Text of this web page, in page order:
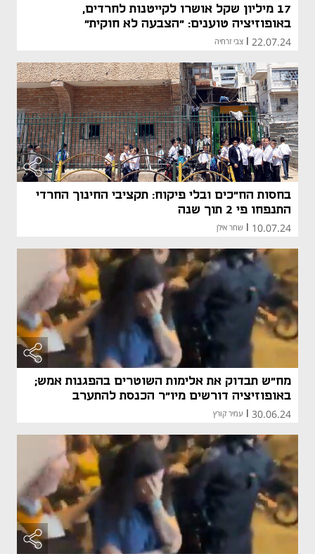
17 מיליון שקל אושרו לקייטנות לחרדים,
באופוזיציה טוענים: "הצבעה לא חוקית"
22.07.24 צבי זרחיה
בחסות הח"כים ובלי פיקוח: תקציבי החינוך החרדי
התנפחו פי 2 תוך שנה
10.07.24 שחר אילן
מח"ש תבדוק את אלימות השוטרים בהפגנות אמש;
באופוזיציה דורשים מיו"ר הכנסת להתערב
30.06.24
| עמיר קורץ